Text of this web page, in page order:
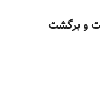
و برگشت